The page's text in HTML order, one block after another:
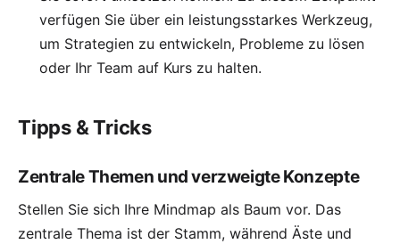
verfügen Sie über ein leistungsstarkes Werkzeug,
um Strategien zu entwickeln, Probleme zu lösen
oder Ihr Team auf Kurs zu halten.
Tipps & Tricks
Zentrale Themen und verzweigte Konzepte
Stellen Sie sich Ihre Mindmap als Baum vor. Das
zentrale Thema ist der Stamm, während Äste und